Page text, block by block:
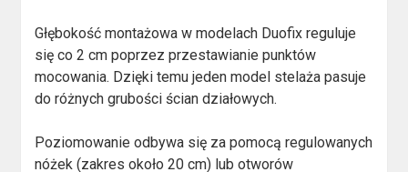
Głębokość montażowa w modelach Duofix reguluje
się co 2 cm poprzez przestawianie punktów
mocowania. Dzięki temu jeden model stelaża pasuje
do różnych grubości ścian działowych.
Poziomowanie odbywa się za pomocą regulowanych
nóżek (zakres około 20 cm) lub otworów